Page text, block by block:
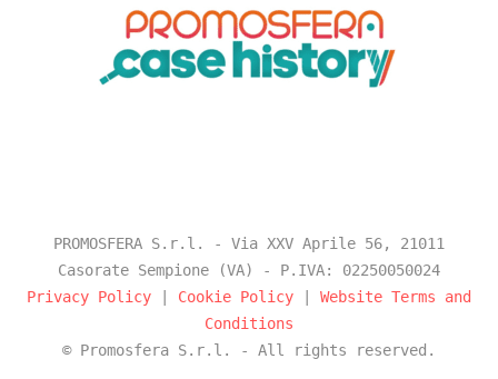
PROMOSFERA S.r.l. - Via XXV Aprile 56, 21011
Casorate Sempione (VA) - P.IVA: 02250050024
Privacy Policy
Cookie Policy
Website Terms and
Conditions
© Promosfera S.r.l. - All rights reserved.